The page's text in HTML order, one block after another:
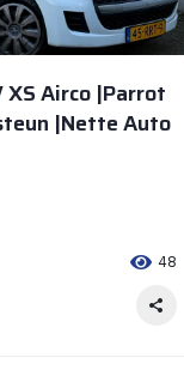
XS Airco |Parrot
|Nette Auto
48